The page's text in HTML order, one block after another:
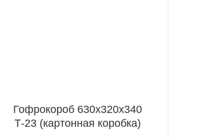
Гофрокороб 630х320х340
Т-23 (картонная коробка)